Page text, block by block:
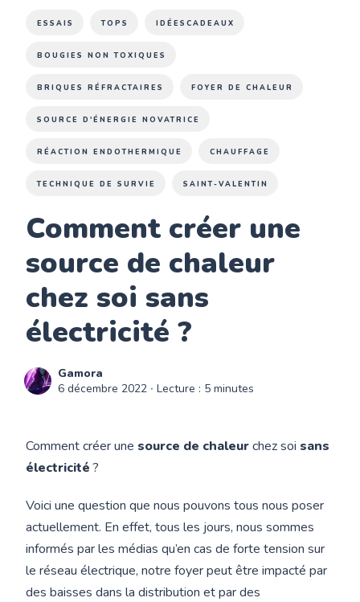
ESSAIS TOPS IDÉESCADEAUX
BOUGIES NON TOXIQUES
BRIQUES RÉFRACTAIRES FOYER DE CHALEUR
SOURCE D'ÉNERGIE NOVATRICE
RÉACTION ENDOTHERMIQUE CHAUFFAGE
TECHNIQUE DE SURVIE SAINT-VALENTIN
Comment créer une
source de chaleur
chez soi sans
électricité ?
Gamora
6 décembre 2022 ∙ Lecture : 5 minutes
Comment créer une source de chaleurchez soi sans
électricité?
Voici une question que nous pouvons tous nous poser
actuellement. En effet, tous les jours, nous sommes
informés par les médias qu’en cas de forte tension sur
le réseau électrique, notre foyer peut être impacté par
des baisses dans la distribution et par des